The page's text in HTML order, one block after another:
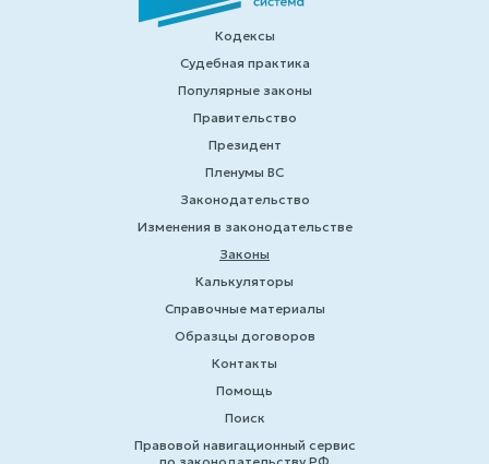
Кодексы
Судебная практика
Популярные законы
Правительство
Президент
Пленумы ВС
Законодательство
Изменения в законодательстве
Законы
Калькуляторы
Справочные материалы
Образцы договоров
Контакты
Помощь
Поиск
Правовой навигационный сервис